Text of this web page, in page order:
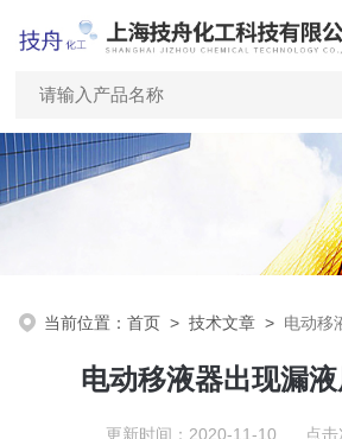
当前位置：首页 >技术文章 > 电动移
电动移液器出现漏
更新时间：2020-11-10 点击